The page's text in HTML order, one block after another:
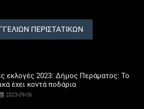
ΠΕΡΙΣΤΑΤΙΚΩΝ
εκλογές 2023: Δήμος Περάματος: Το
έχει κοντά ποδάρια
2023-09-06